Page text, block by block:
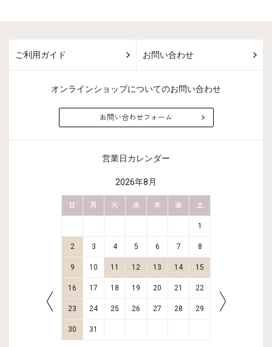
ご利用ガイド お問い合わせ
オンラインショップについてのお問い合わせ
お問い合わせフォーム
営業日カレンダー
2026年8月
日 月 火 水 木 金 土
1
2 3 4 5 6 7 8
9 10 11 12 13 14 15
16 17 18 19 20 21 22
23 24 25 26 27 28 29
30 31